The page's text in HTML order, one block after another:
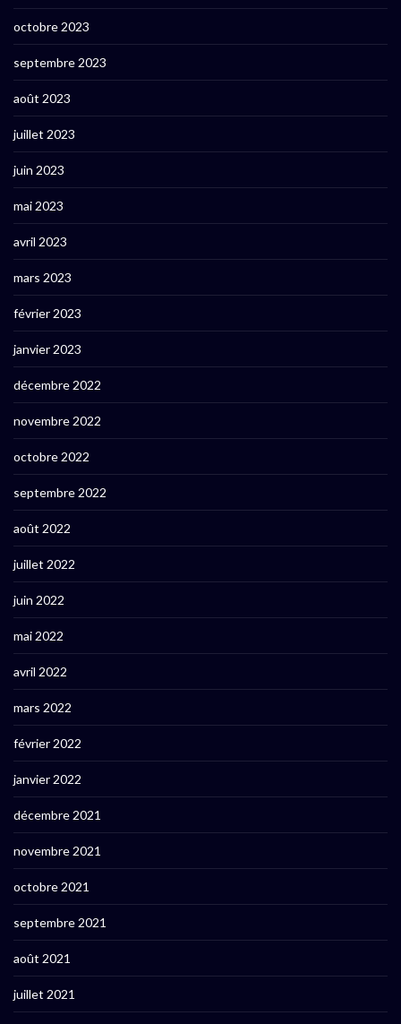
octobre 2023
septembre 2023
août 2023
juillet 2023
juin 2023
mai 2023
avril 2023
mars 2023
février 2023
janvier 2023
décembre 2022
novembre 2022
octobre 2022
septembre 2022
août 2022
juillet 2022
juin 2022
mai 2022
avril 2022
mars 2022
février 2022
janvier 2022
décembre 2021
novembre 2021
octobre 2021
septembre 2021
août 2021
juillet 2021